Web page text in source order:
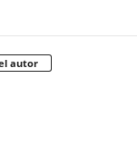
autor